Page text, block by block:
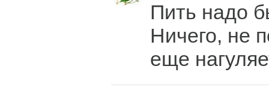
Пить надо
Ничего, не
еще